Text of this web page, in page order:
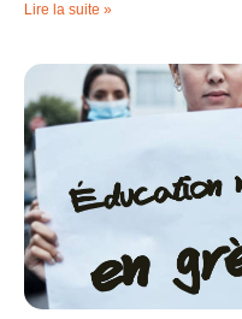
Lire la suite »